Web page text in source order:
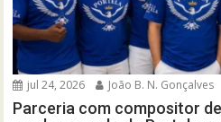
jul 24, 2026 João B. N. Gonçalves
Parceria com compositor